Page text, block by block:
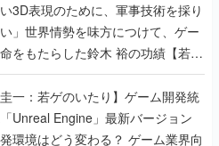
い3D表現のために、軍事技術を採り
」世界情勢を味方につけて、ゲー
をもたらした鈴木 裕の功績【若ゲ
】
圭一：若ゲのいたり】ゲーム開発統
Unreal Engine」最新バージョン
環境はどう変わる？ ゲーム業界向